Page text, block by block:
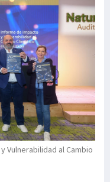
Vulnerabilidad al Cambio